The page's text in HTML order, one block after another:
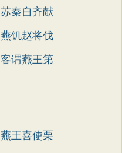
苏秦自齐献
燕饥赵将伐
客谓燕王第
燕王喜使栗